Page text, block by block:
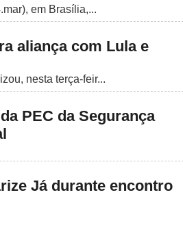
em Brasília,...
aliança com Lula e
nesta terça-feir...
PEC da Segurança
Já durante encontro